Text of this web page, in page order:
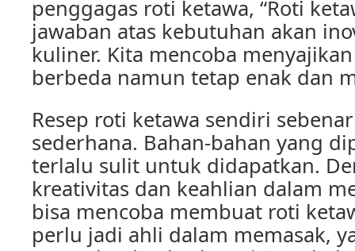
penggagas roti ketawa, “Roti
jawaban atas kebutuhan akan
kuliner. Kita mencoba
berbeda namun tetap enak dan
Resep roti ketawa sendiri
sederhana. Bahan-bahan yang
terlalu sulit untuk didapatkan.
kreativitas dan keahlian dalam
bisa mencoba membuat roti
perlu jadi ahli dalam memasak,